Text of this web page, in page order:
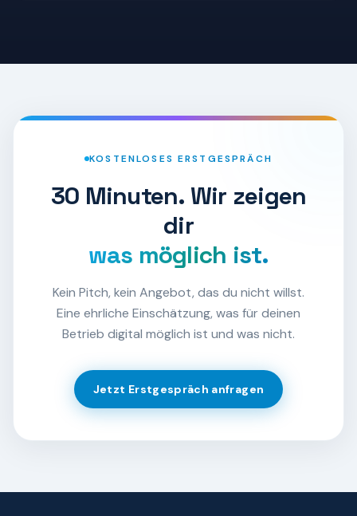
KOSTENLOSES ERSTGESPRÄCH
30 Minuten. Wir zeigen
dir
was möglich ist.
Kein Pitch, kein Angebot, das du nicht willst.
Eine ehrliche Einschätzung, was für deinen
Betrieb digital möglich ist und was nicht.
Jetzt Erstgespräch anfragen